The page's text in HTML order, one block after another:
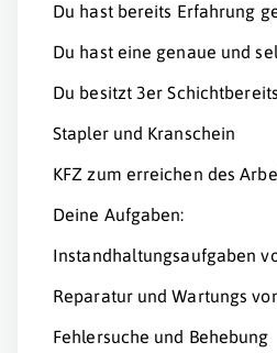
Du hast bereits Erfahrung
Du hast eine genaue und
Du besitzt 3er
Stapler und Kranschein
KFZ zum erreichen des
Deine Aufgaben:
Instandhaltungsaufgaben
Reparatur und Wartungs
Fehlersuche und Behebung